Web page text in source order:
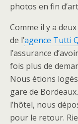
photos en fin
Comme il y a
de l’agence Tutti
l’assurance
fois plus de
Nous étions
gare de
l’hôtel, nous
pour le retour.